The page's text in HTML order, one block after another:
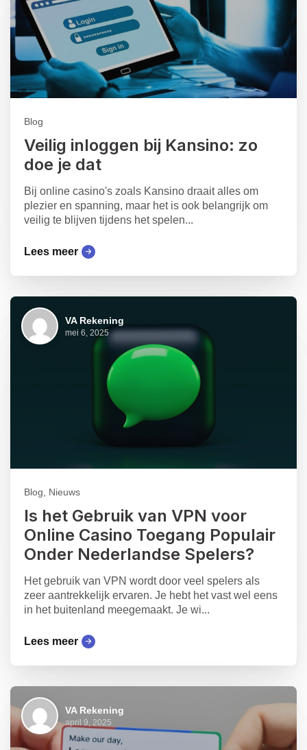
Blog
Veilig inloggen bij Kansino: zo
doe je dat
Bij online casino's zoals Kansino draait alles om
plezier en spanning, maar het is ook belangrijk om
veilig te blijven tijdens het spelen...
Lees meer
VA Rekening
mei 6, 2025
Blog, Nieuws
Is het Gebruik van VPN voor
Online Casino Toegang Populair
Onder Nederlandse Spelers?
Het gebruik van VPN wordt door veel spelers als
zeer aantrekkelijk ervaren. Je hebt het vast wel eens
in het buitenland meegemaakt. Je wi...
Lees meer
VA Rekening
april 9, 2025